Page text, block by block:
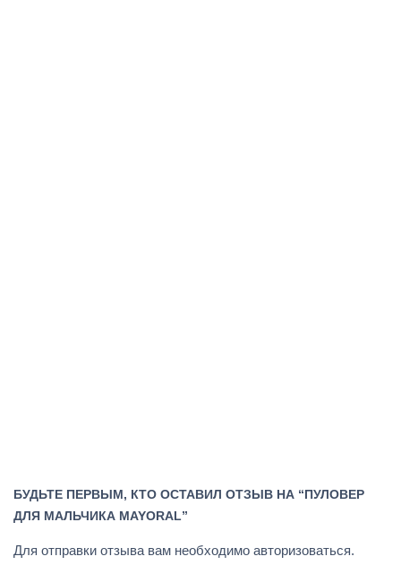
БУДЬТЕ ПЕРВЫМ, КТО ОСТАВИЛ ОТЗЫВ НА “ПУЛОВЕР
ДЛЯ МАЛЬЧИКА MAYORAL”
Для отправки отзыва вам необходимо авторизоваться.